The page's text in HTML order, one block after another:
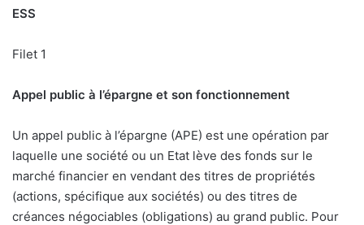
ESS
Filet 1
Appel public à l’épargne et son fonctionnement
Un appel public à l’épargne (APE) est une opération par
laquelle une société ou un Etat lève des fonds sur le
marché financier en vendant des titres de propriétés
(actions, spécifique aux sociétés) ou des titres de
créances négociables (obligations) au grand public. Pour